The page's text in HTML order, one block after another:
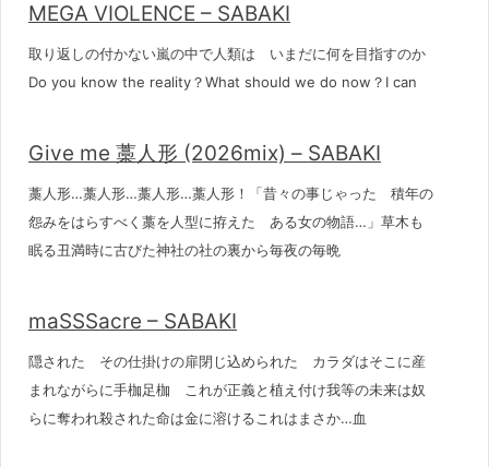
MEGA VIOLENCE – SABAKI
取り返しの付かない嵐の中で人類は いまだに何を目指すのか
Do you know the reality？What should we do now？I can
Give me 藁人形 (2026mix) – SABAKI
藁人形…藁人形…藁人形…藁人形！「昔々の事じゃった 積年の
怨みをはらすべく藁を人型に拵えた ある女の物語…」草木も
眠る丑満時に古びた神社の社の裏から毎夜の毎晩
maSSSacre – SABAKI
隠された その仕掛けの扉閉じ込められた カラダはそこに産
まれながらに手枷足枷 これが正義と植え付け我等の未来は奴
らに奪われ殺された命は金に溶けるこれはまさか…血